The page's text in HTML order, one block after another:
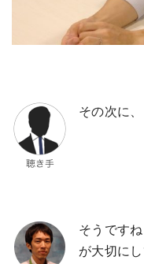
その次に
そうです
が大切にし